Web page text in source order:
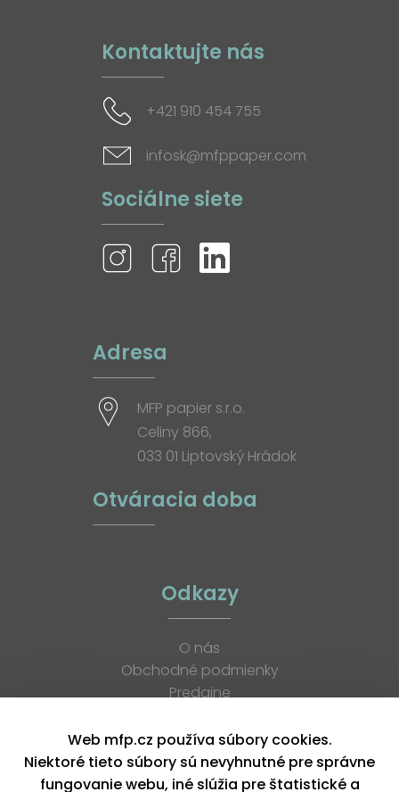
Kontaktujte nás
+421 910 454 755
infosk@mfppaper.com
Sociálne siete
Adresa
MFP papier s.r.o.
Celiny 866,
033 01 Liptovský Hrádok
Otváracia doba
Odkazy
O nás
Obchodné podmienky
Predajne
K stiahnutiu
Blog
Kontakt
Web mfp.cz používa súbory cookies.
Niektoré tieto súbory sú nevyhnutné pre správne
fungovanie webu, iné slúžia pre štatistické a